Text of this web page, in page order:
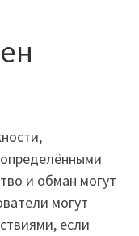
и обман могут
могут
если